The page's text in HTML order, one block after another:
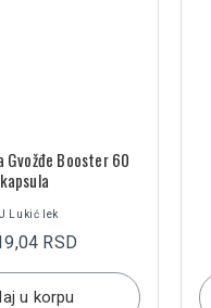
Lukić lek
Booster 60
kapsula
RSD
u korpu